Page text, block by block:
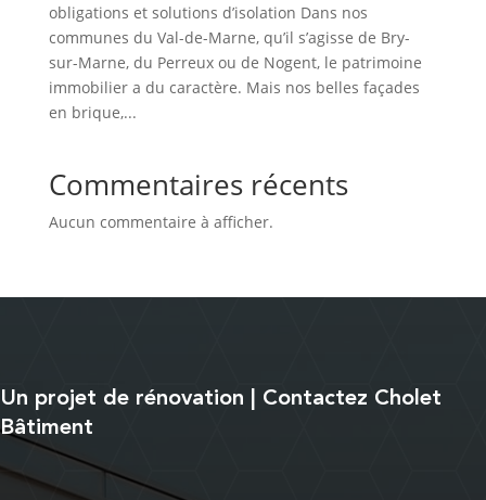
obligations et solutions d’isolation Dans nos
communes du Val-de-Marne, qu’il s’agisse de Bry-
sur-Marne, du Perreux ou de Nogent, le patrimoine
immobilier a du caractère. Mais nos belles façades
en brique,...
Commentaires récents
Aucun commentaire à afficher.
Un projet de rénovation | Contactez Cholet
Bâtiment